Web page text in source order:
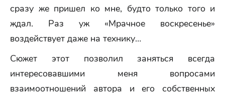
сразу же пришел ко мне, будто только того и
ждал. Раз уж «Мрачное воскресенье»
воздействует даже на технику…
Сюжет этот позволил заняться всегда
интересовавшими меня вопросами
взаимоотношений автора и его собственных